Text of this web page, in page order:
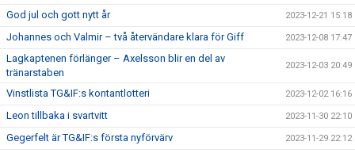
God jul och gott nytt år 2023-12-21 15:18
Johannes och Valmir – två återvändare klara för Giff 2023-12-08 17:47
Lagkaptenen förlänger – Axelsson blir en del av
tränarstaben
2023-12-03 20:49
Vinstlista TG&IF:s kontantlotteri 2023-12-02 16:16
Leon tillbaka i svartvitt 2023-11-30 22:10
Gegerfelt är TG&IF:s första nyförvärv 2023-11-29 22:12